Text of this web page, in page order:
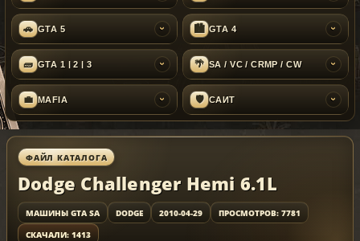
🚗 GTA 5 › 🏙 GTA 4 ›
🧱 GTA 1 | 2 | 3 › 🌴 SA / VC / CRMP / CW ›
💼 MAFIA › 🛡 САЙТ ›
ФАЙЛ КАТАЛОГА
Dodge Challenger Hemi 6.1L
МАШИНЫ GTA SA DODGE 2010-04-29
ПРОСМОТРОВ: 7781
СКАЧАЛИ: 1413